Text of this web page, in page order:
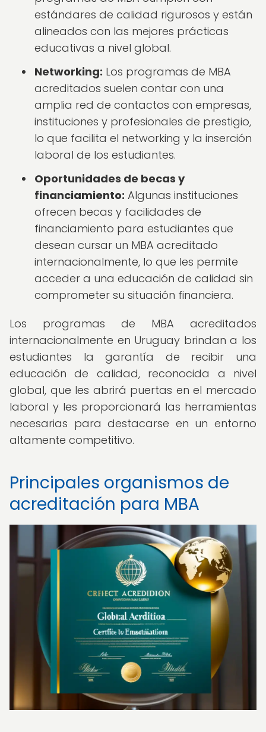
estándares de calidad rigurosos y están
alineados con las mejores prácticas
educativas a nivel global.
Networking: Los programas de MBA
acreditados suelen contar con una
amplia red de contactos con empresas,
instituciones y profesionales de prestigio,
lo que facilita el networking y la inserción
laboral de los estudiantes.
Oportunidades de becas y
financiamiento: Algunas instituciones
ofrecen becas y facilidades de
financiamiento para estudiantes que
desean cursar un MBA acreditado
internacionalmente, lo que les permite
acceder a una educación de calidad sin
comprometer su situación financiera.
Los programas de MBA acreditados
internacionalmente en Uruguay brindan a los
estudiantes la garantía de recibir una
educación de calidad, reconocida a nivel
global, que les abrirá puertas en el mercado
laboral y les proporcionará las herramientas
necesarias para destacarse en un entorno
altamente competitivo.
Principales organismos de
acreditación para MBA